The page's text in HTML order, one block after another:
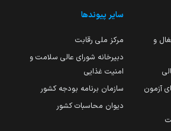
و
آزمون
سایر پیوندها
مرکز ملی رقابت
دبیرخانه شورای عالی سلامت و
امنیت غذایی
سازمان برنامه بودجه کشور
دیوان محاسبات کشور